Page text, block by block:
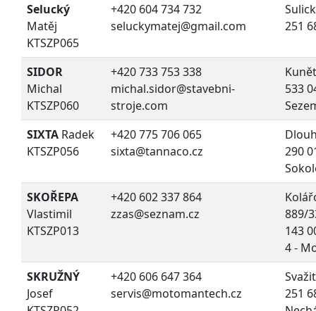
Selucký
Matěj
KTSZP065
+420 604 734 732
seluckymatej@gmail.com
251
SIDOR
Michal
KTSZP060
+420 733 753 338
michal.sidor@stavebni-
stroje.com
533
SIXTA Radek
KTSZP056
+420 775 706 065
sixta@tannaco.cz
290
SKOŘEPA
Vlastimil
KTSZP013
+420 602 337 864
zzas@seznam.cz
889/
143
4 -
SKRUŽNÝ
Josef
+420 606 647 364
servis@motomantech.cz
251